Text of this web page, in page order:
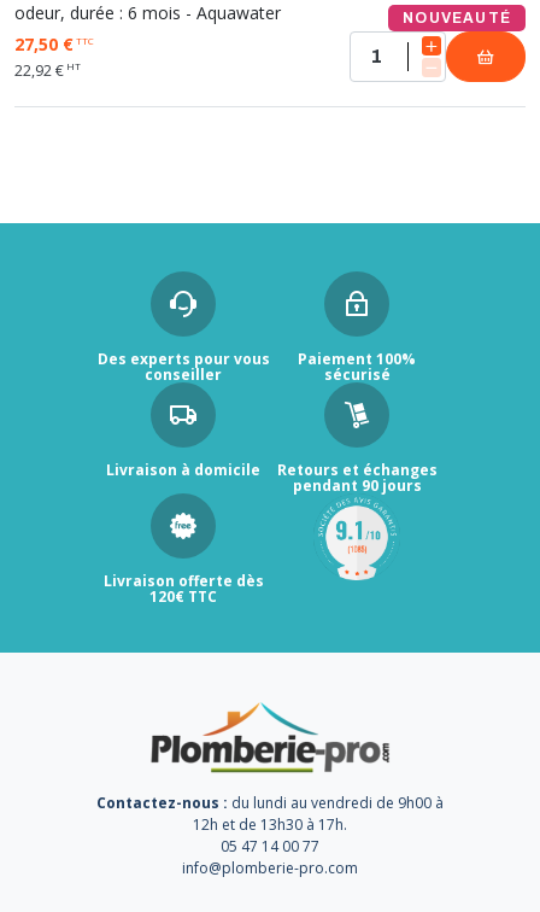
odeur, durée : 6 mois - Aquawater
NOUVEAUTÉ
27,50 €TTC
22,92 € HT
Des experts pour vous
conseiller
Paiement 100%
sécurisé
Livraison à domicile Retours et échanges
pendant 90 jours
Livraison offerte dès
120€ TTC
Contactez-nous : du lundi au vendredi de 9h00 à
12h et de 13h30 à 17h.
05 47 14 00 77
info@plomberie-pro.com